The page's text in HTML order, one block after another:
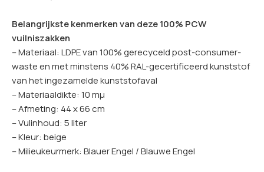
Belangrijkste kenmerken van deze 100% PCW
vuilniszakken
– Materiaal: LDPE van 100% gerecyceld post-consumer-
waste en met minstens 40% RAL-gecertificeerd kunststof
van het ingezamelde kunststofaval
– Materiaaldikte: 10 mµ
– Afmeting: 44 x 66 cm
– Vulinhoud: 5 liter
– Kleur: beige
– Milieukeurmerk: Blauer Engel / Blauwe Engel